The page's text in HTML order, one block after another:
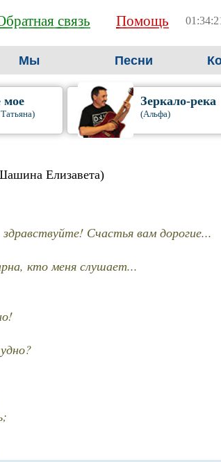
связь Помощь
Мы Песни
мое Зеркало-река
(Альфа)
Елизавета)
Счастья вам дорогие...
кто меня слушает...